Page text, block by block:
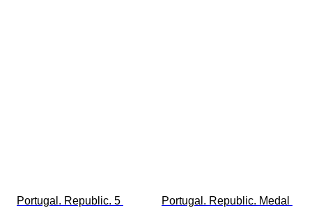
Portugal. Republic. 5
Portugal. Republic. Medal